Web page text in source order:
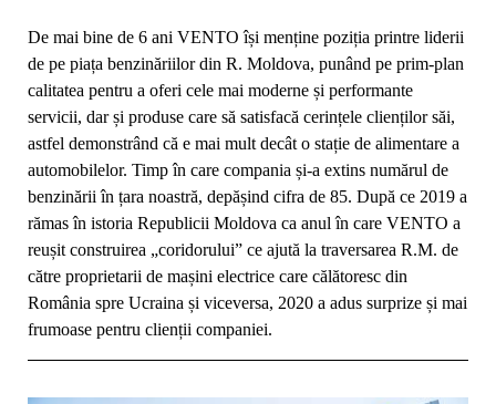
De mai bine de 6 ani VENTO își menține poziția printre liderii
de pe piața benzinăriilor din R. Moldova, punând pe prim-plan
calitatea pentru a oferi cele mai moderne și performante
servicii, dar și produse care să satisfacă cerințele clienților săi,
astfel demonstrând că e mai mult decât o stație de alimentare a
automobilelor. Timp în care compania și-a extins numărul de
benzinării în țara noastră, depășind cifra de 85. După ce 2019 a
rămas în istoria Republicii Moldova ca anul în care VENTO a
reușit construirea „coridorului” ce ajută la traversarea R.M. de
către proprietarii de mașini electrice care călătoresc din
România spre Ucraina și viceversa, 2020 a adus surprize și mai
frumoase pentru clienții companiei.